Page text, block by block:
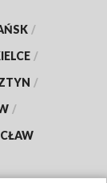
/
/
/
/